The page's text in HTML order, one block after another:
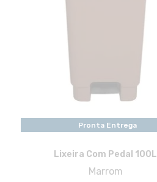
Pronta Entrega
Lixeira Com Pedal 100L
Marrom